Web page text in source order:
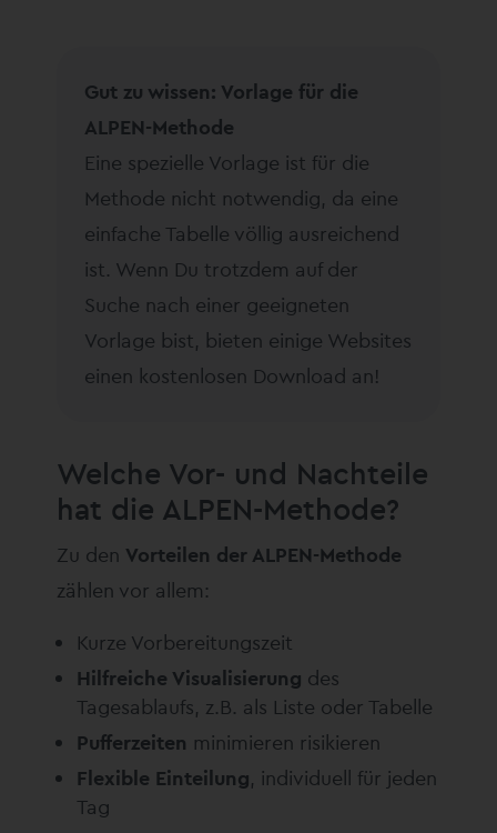
Gut zu wissen: Vorlage für die
ALPEN-Methode
Eine spezielle Vorlage ist für die
Methode nicht notwendig, da eine
einfache Tabelle völlig ausreichend
ist. Wenn Du trotzdem auf der
Suche nach einer geeigneten
Vorlage bist, bieten einige Websites
einen kostenlosen Download an!
Welche Vor- und Nachteile
hat die ALPEN-Methode?
Zu den Vorteilen der ALPEN-Methode
zählen vor allem:
Kurze Vorbereitungszeit
Hilfreiche Visualisierung des
Tagesablaufs, z.B. als Liste oder Tabelle
Pufferzeiten minimieren risikieren
Flexible Einteilung, individuell für jeden
Tag